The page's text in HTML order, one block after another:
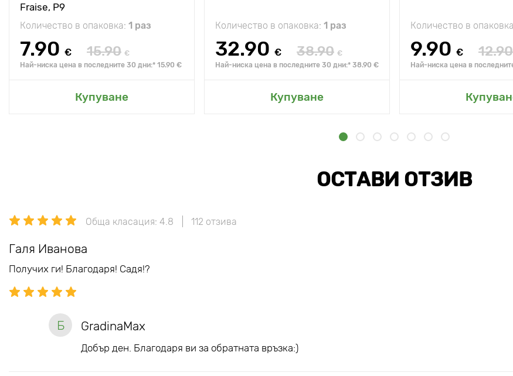
Fraise, P9
Количество в опаковка: 1 раз
7.90 € 15.90 €
Най-ниска цена в последните 30 дни:* 15.90 €
Купуване
Количество в опаковка: 1 раз
32.90 € 38.90 €
Най-ниска цена в последните 30 дни:* 38.90 €
Купуване
Количество в
9.90 € 12.90
Най-ниска цена в
ОСТАВИ ОТЗИВ
Обща класация: 4.8 112 отзива
Галя Иванова
Получих ги! Благодаря! Садя!?
Б GradinaMax
Добър ден. Благодаря ви за обратната връзка:)